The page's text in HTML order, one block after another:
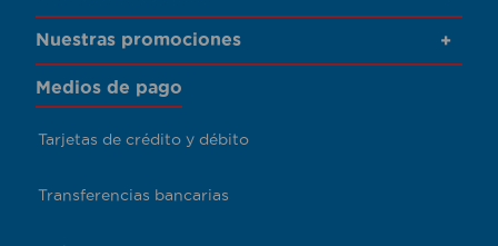
Nuestras promociones +
Medios de pago
Tarjetas de crédito y débito
Transferencias bancarias